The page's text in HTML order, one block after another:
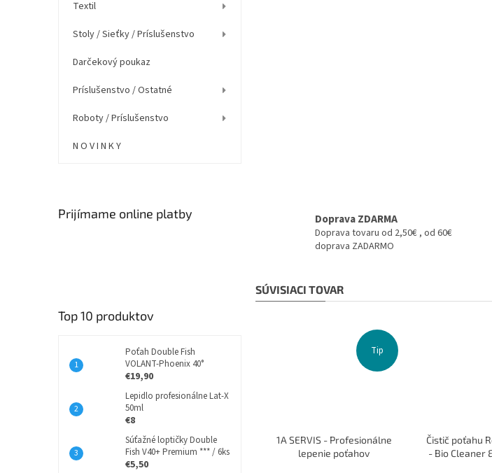
Textil
Stoly / Sieťky / Príslušenstvo
Darčekový poukaz
Príslušenstvo / Ostatné
Roboty / Príslušenstvo
N O V I N K Y
Prijímame online platby
Top 10 produktov
Poťah Double Fish
VOLANT-Phoenix 40°
€19,90
Lepidlo profesionálne Lat-X
50ml
€8
Súťažné loptičky Double
Fish V40+ Premium *** / 6ks
€5,50
Doprava ZDARMA
Doprava tovaru od 2,50€ , od 60€
doprava ZADARMO
SÚVISIACI TOVAR
Tip
1A SERVIS - Profesionálne
lepenie poťahov
Čistič poťahu
- Bio Cleaner